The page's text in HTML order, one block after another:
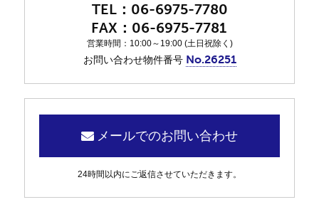
06-6975-7780
06-6975-7781
営業時間：10:00～19:00 (土日祝除く)
お問い合わせ物件番号 No.26251
メールでのお問い合わせ
24時間以内にご返信させていただきます。